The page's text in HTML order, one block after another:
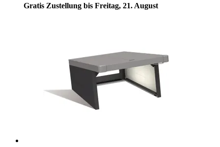
Gratis Zustellung bis Freitag, 21. August